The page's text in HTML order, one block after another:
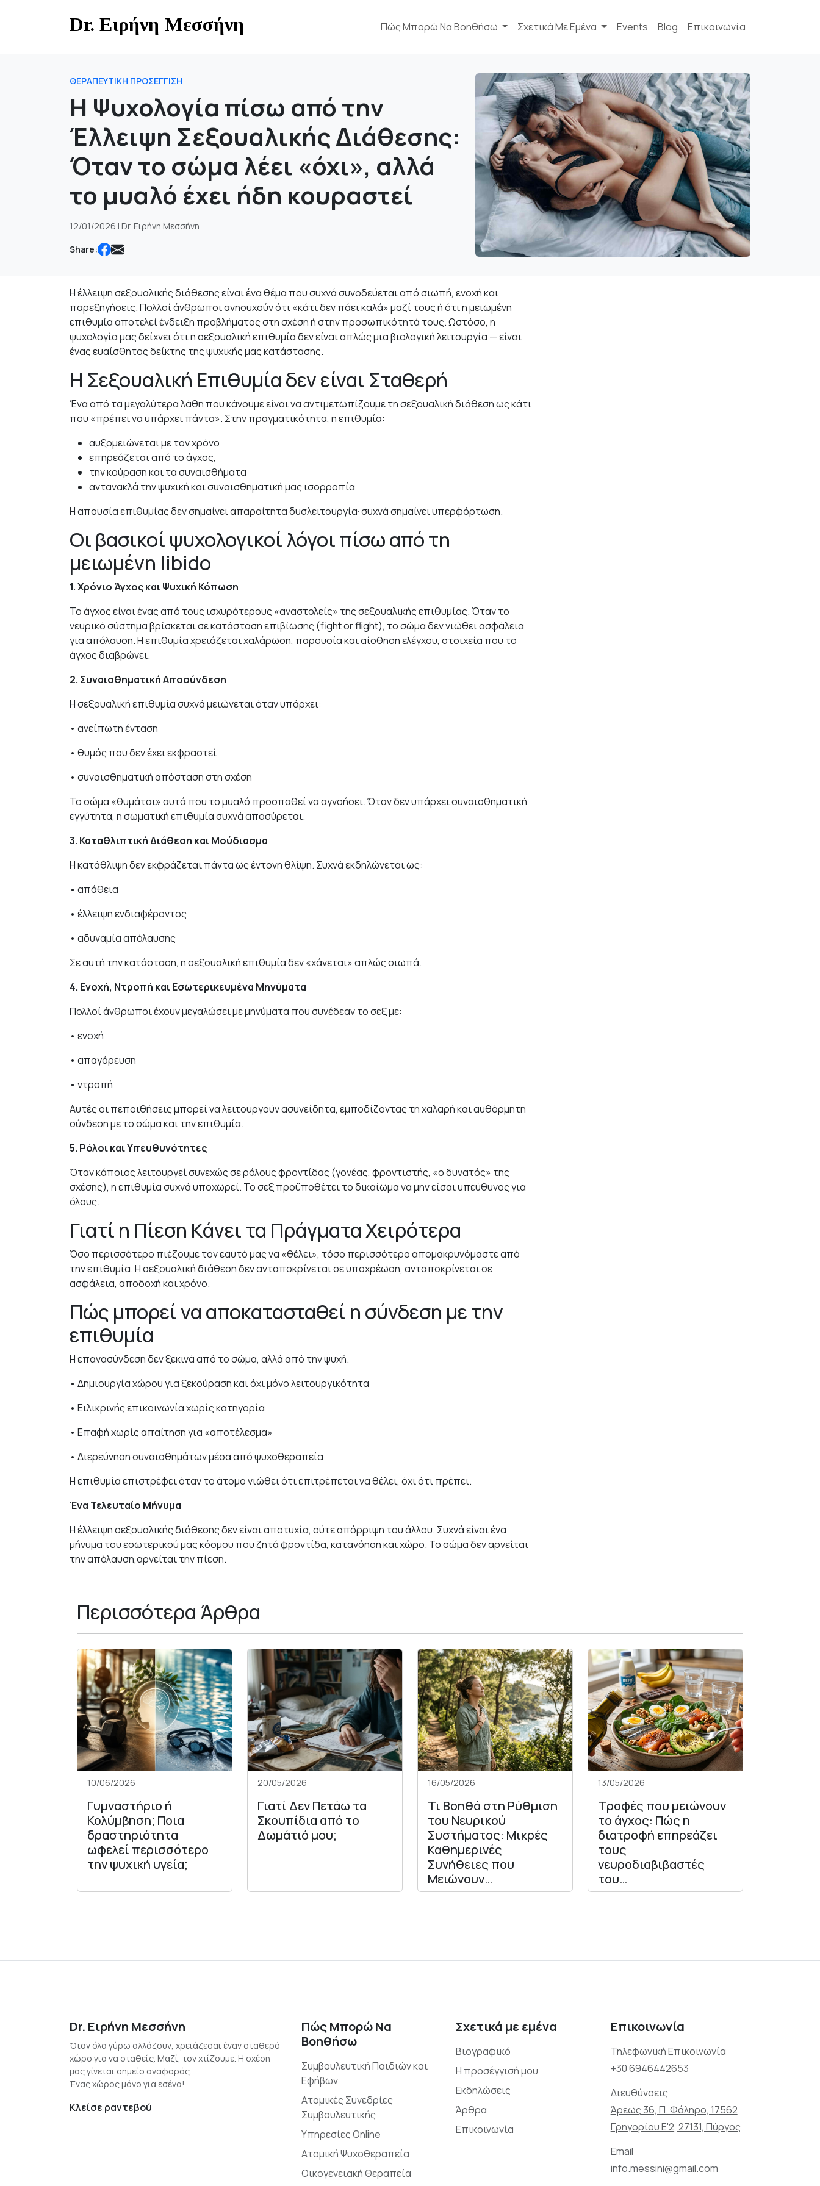
Dr. Ειρήνη Μεσσήνη Πώς Μπορώ Να Βοηθήσω Σχετικά Με Εμένα Events Blog Επικοινωνία
ΘΕΡΑΠΕΥΤΙΚΉ ΠΡΟΣΈΓΓΙΣΗ
Η Ψυχολογία πίσω από την
Έλλειψη Σεξουαλικής Διάθεσης:
Όταν το σώμα λέει «όχι», αλλά
το μυαλό έχει ήδη κουραστεί
12/01/2026 | Dr. Ειρήνη Μεσσήνη
Share:
Η έλλειψη σεξουαλικής διάθεσης είναι ένα θέμα που συχνά συνοδεύεται από σιωπή, ενοχή και
παρεξηγήσεις. Πολλοί άνθρωποι ανησυχούν ότι «κάτι δεν πάει καλά» μαζί τους ή ότι η μειωμένη
επιθυμία αποτελεί ένδειξη προβλήματος στη σχέση ή στην προσωπικότητά τους. Ωστόσο, η
ψυχολογία μας δείχνει ότι η σεξουαλική επιθυμία δεν είναι απλώς μια βιολογική λειτουργία — είναι
ένας ευαίσθητος δείκτης της ψυχικής μας κατάστασης.
Η Σεξουαλική Επιθυμία δεν είναι Σταθερή
Ένα από τα μεγαλύτερα λάθη που κάνουμε είναι να αντιμετωπίζουμε τη σεξουαλική διάθεση ως κάτι
που «πρέπει να υπάρχει πάντα». Στην πραγματικότητα, η επιθυμία:
αυξομειώνεται με τον χρόνο
επηρεάζεται από το άγχος,
την κούραση και τα συναισθήματα
αντανακλά την ψυχική και συναισθηματική μας ισορροπία
Η απουσία επιθυμίας δεν σημαίνει απαραίτητα δυσλειτουργία· συχνά σημαίνει υπερφόρτωση.
Οι βασικοί ψυχολογικοί λόγοι πίσω από τη
μειωμένη libido
1. Χρόνιο Άγχος και Ψυχική Κόπωση
Το άγχος είναι ένας από τους ισχυρότερους «αναστολείς» της σεξουαλικής επιθυμίας. Όταν το
νευρικό σύστημα βρίσκεται σε κατάσταση επιβίωσης (fight or flight), το σώμα δεν νιώθει ασφάλεια
για απόλαυση. Η επιθυμία χρειάζεται χαλάρωση, παρουσία και αίσθηση ελέγχου, στοιχεία που το
άγχος διαβρώνει.
2. Συναισθηματική Αποσύνδεση
Η σεξουαλική επιθυμία συχνά μειώνεται όταν υπάρχει:
• ανείπωτη ένταση
• θυμός που δεν έχει εκφραστεί
• συναισθηματική απόσταση στη σχέση
Το σώμα «θυμάται» αυτά που το μυαλό προσπαθεί να αγνοήσει. Όταν δεν υπάρχει συναισθηματική
εγγύτητα, η σωματική επιθυμία συχνά αποσύρεται.
3. Καταθλιπτική Διάθεση και Μούδιασμα
Η κατάθλιψη δεν εκφράζεται πάντα ως έντονη θλίψη. Συχνά εκδηλώνεται ως:
• απάθεια
• έλλειψη ενδιαφέροντος
• αδυναμία απόλαυσης
Σε αυτή την κατάσταση, η σεξουαλική επιθυμία δεν «χάνεται» απλώς σιωπά.
4. Ενοχή, Ντροπή και Εσωτερικευμένα Μηνύματα
Πολλοί άνθρωποι έχουν μεγαλώσει με μηνύματα που συνέδεαν το σεξ με:
• ενοχή
• απαγόρευση
• ντροπή
Αυτές οι πεποιθήσεις μπορεί να λειτουργούν ασυνείδητα, εμποδίζοντας τη χαλαρή και αυθόρμητη
σύνδεση με το σώμα και την επιθυμία.
5. Ρόλοι και Υπευθυνότητες
Όταν κάποιος λειτουργεί συνεχώς σε ρόλους φροντίδας (γονέας, φροντιστής, «ο δυνατός» της
σχέσης), η επιθυμία συχνά υποχωρεί. Το σεξ προϋποθέτει το δικαίωμα να μην είσαι υπεύθυνος για
όλους.
Γιατί η Πίεση Κάνει τα Πράγματα Χειρότερα
Όσο περισσότερο πιέζουμε τον εαυτό μας να «θέλει», τόσο περισσότερο απομακρυνόμαστε από
την επιθυμία. Η σεξουαλική διάθεση δεν ανταποκρίνεται σε υποχρέωση, ανταποκρίνεται σε
ασφάλεια, αποδοχή και χρόνο.
Πώς μπορεί να αποκατασταθεί η σύνδεση με την
επιθυμία
Η επανασύνδεση δεν ξεκινά από το σώμα, αλλά από την ψυχή.
• Δημιουργία χώρου για ξεκούραση και όχι μόνο λειτουργικότητα
• Ειλικρινής επικοινωνία χωρίς κατηγορία
• Επαφή χωρίς απαίτηση για «αποτέλεσμα»
• Διερεύνηση συναισθημάτων μέσα από ψυχοθεραπεία
Η επιθυμία επιστρέφει όταν το άτομο νιώθει ότι επιτρέπεται να θέλει, όχι ότι πρέπει.
Ένα Τελευταίο Μήνυμα
Η έλλειψη σεξουαλικής διάθεσης δεν είναι αποτυχία, ούτε απόρριψη του άλλου. Συχνά είναι ένα
μήνυμα του εσωτερικού μας κόσμου που ζητά φροντίδα, κατανόηση και χώρο. Το σώμα δεν αρνείται
την απόλαυση,αρνείται την πίεση.
Περισσότερα Άρθρα
10/06/2026
Γυμναστήριο ή
Κολύμβηση; Ποια
δραστηριότητα
ωφελεί περισσότερο
την ψυχική υγεία;
20/05/2026
Γιατί Δεν Πετάω τα
Σκουπίδια από το
Δωμάτιό μου;
16/05/2026
Τι Βοηθά στη Ρύθμιση
του Νευρικού
Συστήματος: Μικρές
Καθημερινές
Συνήθειες που
Μειώνουν…
13/05/2026
Τροφές που μειώνουν
το άγχος: Πώς η
διατροφή επηρεάζει
τους
νευροδιαβιβαστές
του…
Dr. Ειρήνη Μεσσήνη
Όταν όλα γύρω αλλάζουν, χρειάζεσαι έναν σταθερό
χώρο για να σταθείς. Μαζί, τον χτίζουμε. Η σχέση
μας γίνεται σημείο αναφοράς.
Ένας χώρος μόνο για εσένα!
Κλείσε ραντεβού
Πώς Μπορώ Να
Βοηθήσω
Συμβουλευτική Παιδιών και
Εφήβων
Ατομικές Συνεδρίες
Συμβουλευτικής
Υπηρεσίες Online
Ατομική Ψυχοθεραπεία
Οικογενειακή Θεραπεία
Σχετικά με εμένα
Βιογραφικό
Η προσέγγισή μου
Εκδηλώσεις
Άρθρα
Επικοινωνία
Επικοινωνία
Τηλεφωνική Επικοινωνία
+30 6946442653
Διευθύνσεις
Άρεως 36, Π. Φάληρο, 17562
Γρηγορίου Ε'2, 27131, Πύργος
Email
info.messini@gmail.com